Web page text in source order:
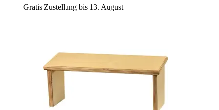
Gratis Zustellung bis 13. August